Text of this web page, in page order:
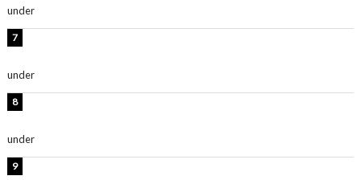
under
under
under